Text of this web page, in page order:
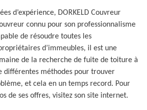
d’expérience, DORKELD Couvreur
connu pour son professionnalisme
de résoudre toutes les
d’immeubles, il est une
de la recherche de fuite de toiture à
différentes méthodes pour trouver
et cela en un temps record. Pour
de ses offres, visitez son site internet.